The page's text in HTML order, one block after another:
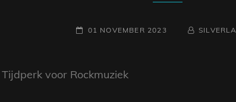
GEPLAATST
01 NOVEMBER 2023 BYLINE
voor Rockmuziek